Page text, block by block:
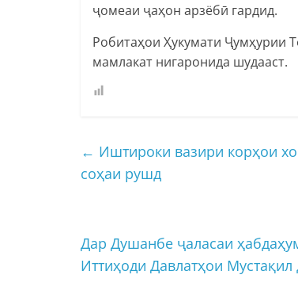
ҷомеаи ҷаҳон арзёбӣ гардид.
Робитаҳои Ҳукумати Ҷумҳурии
мамлакат нигаронида шудааст.
← Иштироки вазири корҳои
соҳаи рушд
Дар Душанбе ҷаласаи
Иттиҳоди Давлатҳои